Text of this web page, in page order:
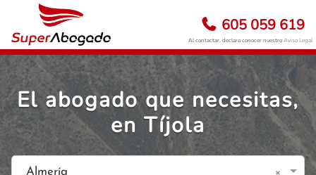
605 059 619
Al contactar, declara conocer nuestroAviso Legal
El abogado que necesitas,
en Tíjola
Almería ×